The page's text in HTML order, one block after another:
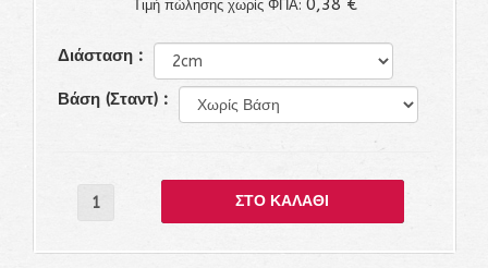
Τιμή πώλησης χωρίς ΦΠΑ: 0,38 €
Διάσταση :
Βάση (Σταντ) :